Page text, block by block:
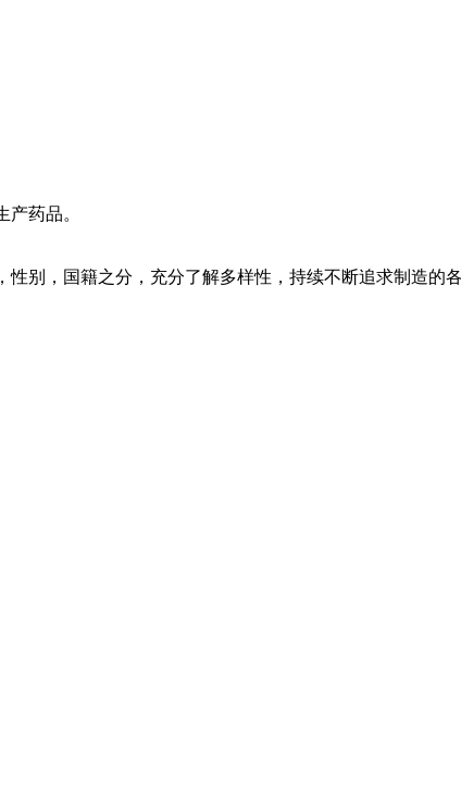
药品。
别，国籍之分，充分了解多样性，持续不断追求制造的各